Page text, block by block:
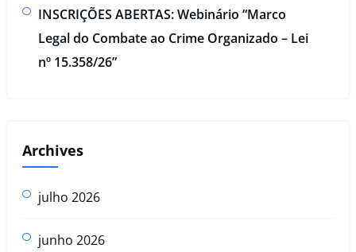
INSCRIÇÕES ABERTAS: Webinário “Marco
Legal do Combate ao Crime Organizado – Lei
nº 15.358/26”
Archives
julho 2026
junho 2026